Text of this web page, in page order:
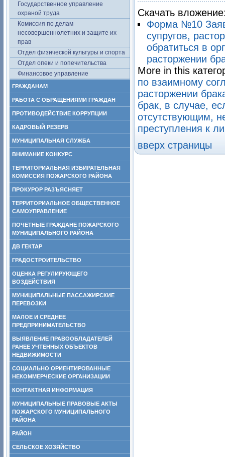
Государственное управление
охраной труда
Комиссия по делам
несовершеннолетних и защите их
прав
Отдел физической культуры и спорта
Отдел опеки и попечительства
Финансовое управление
ГРАЖДАНАМ
РАБОТА С ОБРАЩЕНИЯМИ ГРАЖДАН
ПРОТИВОДЕЙСТВИЕ КОРРУПЦИИ
КАДРОВЫЙ РЕЗЕРВ
МУНИЦИПАЛЬНАЯ СЛУЖБА
ВНИМАНИЕ КОНКУРС
ТЕРРИТОРИАЛЬНАЯ ИЗБИРАТЕЛЬНАЯ
КОМИССИЯ ПОЖАРСКОГО РАЙОНА
ПРОКУРОР РАЗЪЯСНЯЕТ
ТЕРРИТОРИАЛЬНОЕ ОБЩЕСТВЕННОЕ
САМОУПРАВЛЕНИЕ
ПОЧЕТНЫЕ ГРАЖДАНЕ ПОЖАРСКОГО
МУНИЦИПАЛЬНОГО РАЙОНА
ДВ ГЕКТАР
ГРАДОСТРОИТЕЛЬСТВО
ОЦЕНКА РЕГУЛИРУЮЩЕГО
ВОЗДЕЙСТВИЯ
МУНИЦИПАЛЬНЫЕ ПАССАЖИРСКИЕ
ПЕРЕВОЗКИ
МАЛОЕ И СРЕДНЕЕ
ПРЕДПРИНИМАТЕЛЬСТВО
ВЫЯВЛЕНИЕ ПРАВООБЛАДАТЕЛЕЙ
РАНЕЕ УЧТЕННЫХ ОБЪЕКТОВ
НЕДВИЖИМОСТИ
СОЦИАЛЬНО ОРИЕНТИРОВАННЫЕ
НЕКОММЕРЧЕСКИЕ ОРГАНИЗАЦИИ
КОНТАКТНАЯ ИНФОРМАЦИЯ
МУНИЦИПАЛЬНЫЕ ПРАВОВЫЕ АКТЫ
ПОЖАРСКОГО МУНИЦИПАЛЬНОГО
РАЙОНА
РАЙОН
СЕЛЬСКОЕ ХОЗЯЙСТВО
Скачать
Форма №10
супругов,
обратиться в
расторжении
More in this
по взаимному
расторжении
брак, в случае,
отсутствующим,
преступления к
вверх страницы